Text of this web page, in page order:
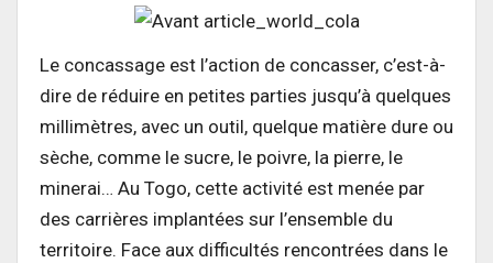
Le concassage est l’action de concasser, c’est-à-
dire de réduire en petites parties jusqu’à quelques
millimètres, avec un outil, quelque matière dure ou
sèche, comme le sucre, le poivre, la pierre, le
minerai… Au Togo, cette activité est menée par
des carrières implantées sur l’ensemble du
territoire. Face aux difficultés rencontrées dans le